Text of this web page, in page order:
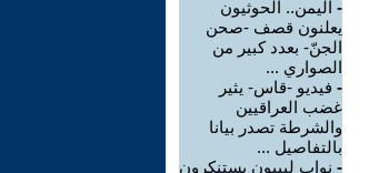
- اليمن.. الحوثيون
يعلنون قصف -صحن
الجنّ- بعدد كبير من
الصواري ...
- فيديو -قاس- يثير
غضب العراقيين
والشرطة تصدر بيانا
بالتفاصيل ...
- نواب ليبيون يستنكرون